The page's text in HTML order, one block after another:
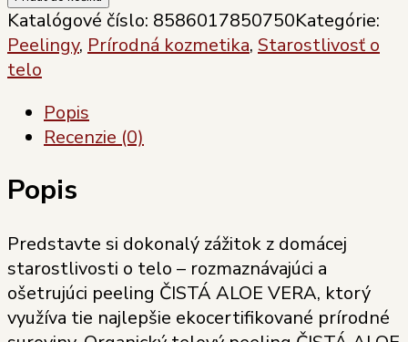
soľný
telový
peeling
ALOE
VERA
ml
Katalógové číslo: 8586017850750Kategórie:
Peelingy, Prírodná kozmetika, Starostlivosť o
telo
Popis
Recenzie (0)
Popis
Predstavte si dokonalý zážitok z domácej
starostlivosti o telo – rozmaznávajúci a
ošetrujúci peeling ČISTÁ ALOE VERA, ktorý
využíva tie najlepšie ekocertifikované prírodné